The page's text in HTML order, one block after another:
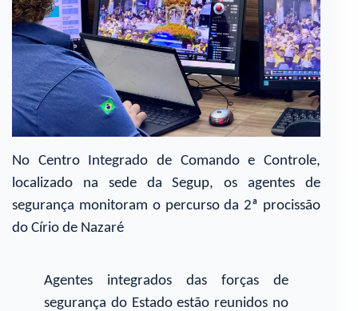
No Centro Integrado de Comando e Controle,
localizado na sede da Segup, os agentes de
segurança monitoram o percurso da 2ª procissão
do Círio de Nazaré
Agentes integrados das forças de
segurança do Estado estão reunidos no